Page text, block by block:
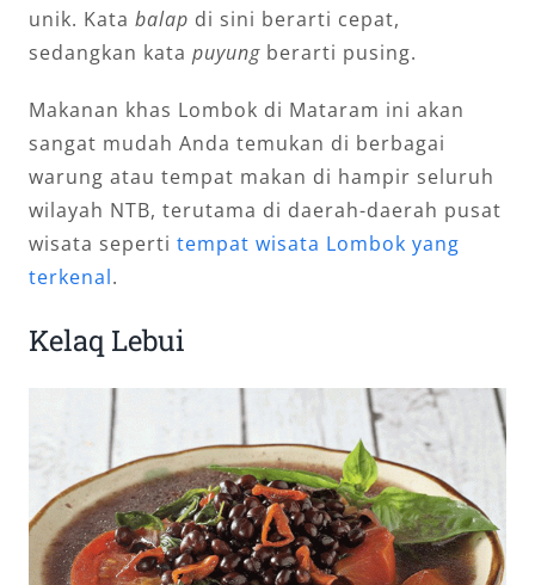
unik. Kata balap di sini berarti cepat,
sedangkan kata puyungberarti pusing.
Makanan khas Lombok di Mataram ini akan
sangat mudah Anda temukan di berbagai
warung atau tempat makan di hampir seluruh
wilayah NTB, terutama di daerah-daerah pusat
wisata seperti tempat wisata Lombok yang
terkenal.
Kelaq Lebui